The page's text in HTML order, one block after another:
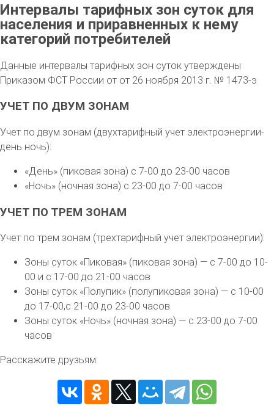
Интервалы тарифных зон суток для
населения и приравненных к нему
категорий потребителей
Данные интервалы тарифных зон суток утверждены
Приказом ФСТ России от от 26 ноября 2013 г. № 1473-э
УЧЕТ ПО ДВУМ ЗОНАМ
Учет по двум зонам (двухтарифный учет электроэнергии-
день ночь):
«День» (пиковая зона) с 7-00 до 23-00 часов
«Ночь» (ночная зона) с 23-00 до 7-00 часов
УЧЕТ ПО ТРЕМ ЗОНАМ
Учет по трем зонам (трехтарифный учет электроэнергии):
Зоны суток «Пиковая» (пиковая зона) — с 7-00 до 10-
00 и с 17-00 до 21-00 часов
Зоны суток «Полупик» (полупиковая зона) — с 10-00
до 17-00,с 21-00 до 23-00 часов
Зоны суток «Ночь» (ночная зона) — с 23-00 до 7-00
часов
Расскажите друзьям: